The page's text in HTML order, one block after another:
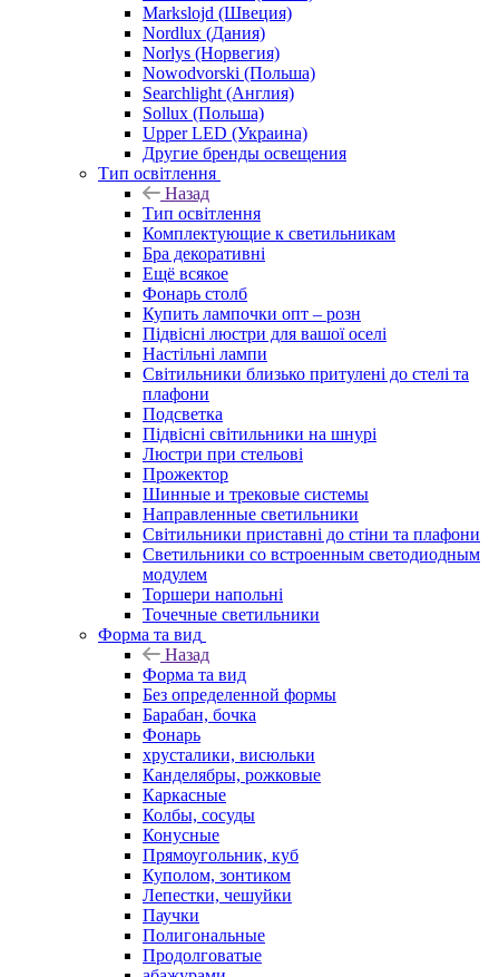
Markslojd (Швеция)
Nordlux (Дания)
Norlys (Норвегия)
Nowodvorski (Польша)
Searchlight (Англия)
Sollux (Польша)
Upper LED (Украина)
Другие бренды освещения
Тип освітлення
Назад
Тип освітлення
Комплектующие к светильникам
Бра декоративні
Ещё всякое
Фонарь столб
Купить лампочки опт – розн
Підвісні люстри для вашої оселі
Настільні лампи
Світильники близько притулені до стелі та
плафони
Подсветка
Підвісні світильники на шнурі
Люстри при стельові
Прожектор
Шинные и трековые системы
Направленные светильники
Світильники приставні до стіни та плафони
Светильники со встроенным светодиодным
модулем
Торшери напольні
Точечные светильники
Форма та вид
Назад
Форма та вид
Без определенной формы
Барабан, бочка
Фонарь
хрусталики, висюльки
Канделябры, рожковые
Каркасные
Колбы, сосуды
Конусные
Прямоугольник, куб
Куполом, зонтиком
Лепестки, чешуйки
Паучки
Полигональные
Продолговатые